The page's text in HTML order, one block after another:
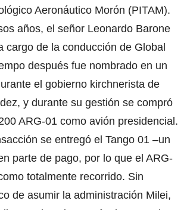
Aeronáutico Morón (PITAM).
años, el señor Leonardo Barone
cargo de la conducción de Global
después fue nombrado en un
el gobierno kirchnerista de
y durante su gestión se compró
ARG-01 como avión presidencial.
se entregó el Tango 01 –un
parte de pago, por lo que el ARG-
totalmente recorrido. Sin
de asumir la administración Milei,